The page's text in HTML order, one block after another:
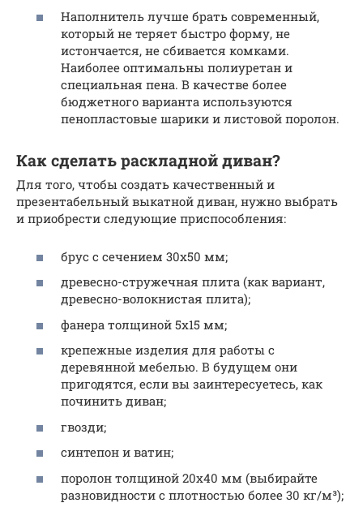
Наполнитель лучше брать современный,
который не теряет быстро форму, не
истончается, не сбивается комками.
Наиболее оптимальны полиуретан и
специальная пена. В качестве более
бюджетного варианта используются
пенопластовые шарики и листовой поролон.
Как сделать раскладной диван?
Для того, чтобы создать качественный и
презентабельный выкатной диван, нужно выбрать
и приобрести следующие приспособления:
брус с сечением 30х50 мм;
древесно-стружечная плита (как вариант,
древесно-волокнистая плита);
фанера толщиной 5х15 мм;
крепежные изделия для работы с
деревянной мебелью. В будущем они
пригодятся, если вы заинтересуетесь, как
починить диван;
гвозди;
синтепон и ватин;
поролон толщиной 20х40 мм (выбирайте
разновидности с плотностью более 30 кг/м³);